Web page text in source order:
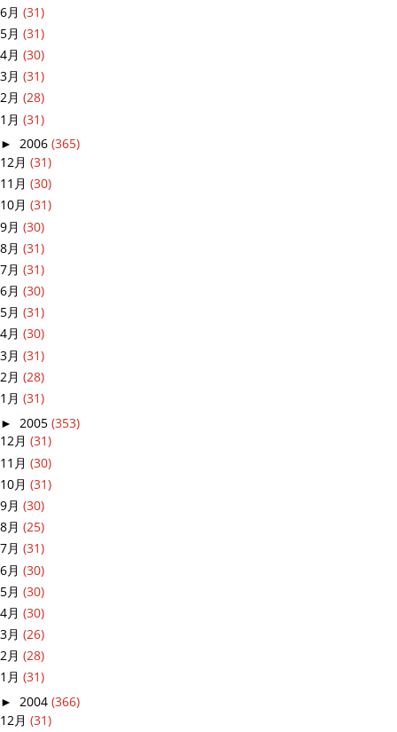
6月 (31)
5月 (31)
4月 (30)
3月 (31)
2月 (28)
1月 (31)
► 2006 (365)
12月 (31)
11月 (30)
10月 (31)
9月 (30)
8月 (31)
7月 (31)
6月 (30)
5月 (31)
4月 (30)
3月 (31)
2月 (28)
1月 (31)
► 2005 (353)
12月 (31)
11月 (30)
10月 (31)
9月 (30)
8月 (25)
7月 (31)
6月 (30)
5月 (30)
4月 (30)
3月 (26)
2月 (28)
1月 (31)
► 2004 (366)
12月 (31)